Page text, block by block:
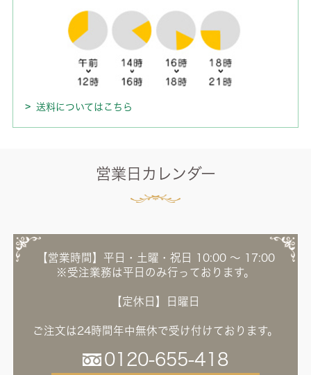
送料についてはこちら
営業日カレンダー
【営業時間】平日・土曜・祝日 10:00 ～ 17:00
※受注業務は平日のみ行っております。
【定休日】日曜日
ご注文は24時間年中無休で受け付けております。
0120-655-418